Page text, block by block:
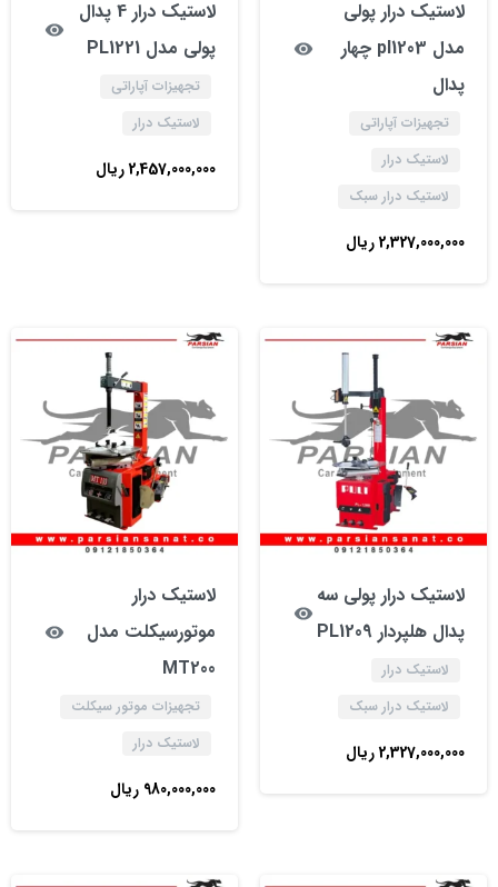
لاستیک درار پولی
مدل pl1203 چهار
پدال
تجهیزات آپاراتی
لاستیک درار
لاستیک درار سبک
2,327,000,000ریال
لاستیک درار 4 پدال
پولی مدل PL1221
تجهیزات آپاراتی
لاستیک درار
2,457,000,000ریال
لاستیک درار پولی سه
پدال هلپردار PL1209
لاستیک درار
لاستیک درار سبک
2,327,000,000ریال
لاستیک درار
موتورسیکلت مدل
MT200
تجهیزات موتور سیکلت
لاستیک درار
980,000,000 ریال